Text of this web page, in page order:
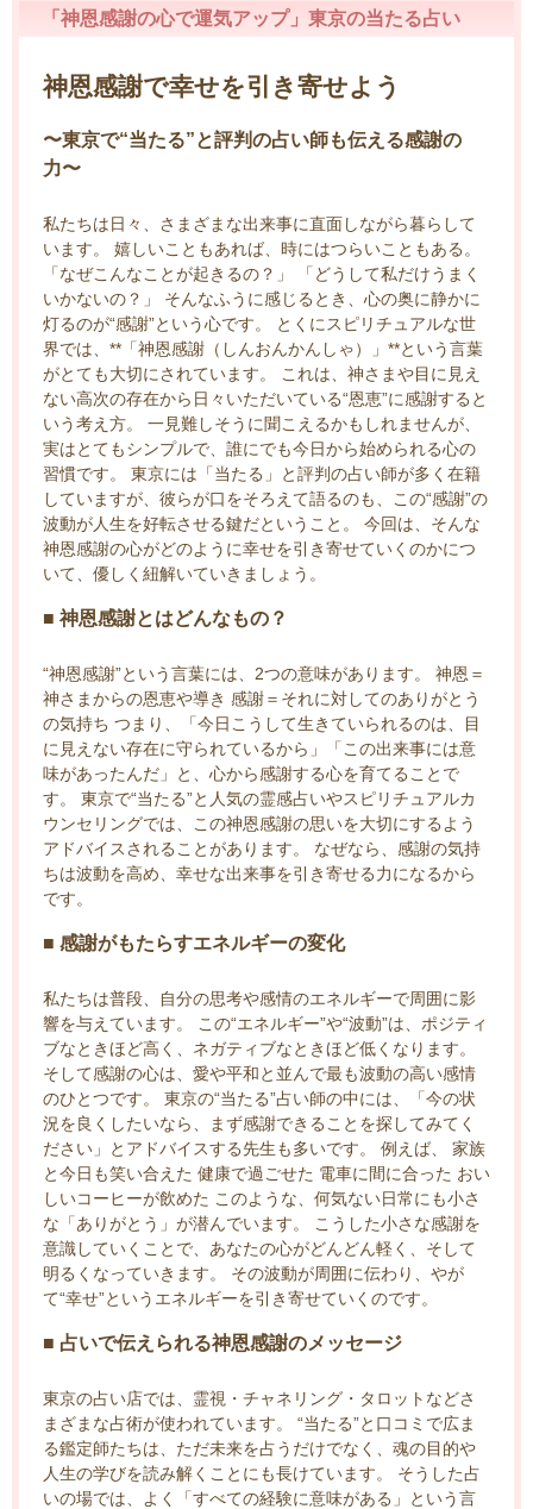
「神恩感謝の心で運気アップ」東京の当たる占い
神恩感謝で幸せを引き寄せよう
〜東京で“当たる”と評判の占い師も伝える感謝の
力〜
私たちは日々、さまざまな出来事に直面しながら暮らして
います。 嬉しいこともあれば、時にはつらいこともある。
「なぜこんなことが起きるの？」 「どうして私だけうまく
いかないの？」 そんなふうに感じるとき、心の奥に静かに
灯るのが“感謝”という心です。 とくにスピリチュアルな世
界では、**「神恩感謝（しんおんかんしゃ）」**という言葉
がとても大切にされています。 これは、神さまや目に見え
ない高次の存在から日々いただいている“恩恵”に感謝すると
いう考え方。 一見難しそうに聞こえるかもしれませんが、
実はとてもシンプルで、誰にでも今日から始められる心の
習慣です。 東京には「当たる」と評判の占い師が多く在籍
していますが、彼らが口をそろえて語るのも、この“感謝”の
波動が人生を好転させる鍵だということ。 今回は、そんな
神恩感謝の心がどのように幸せを引き寄せていくのかにつ
いて、優しく紐解いていきましょう。
■ 神恩感謝とはどんなもの？
“神恩感謝”という言葉には、2つの意味があります。 神恩＝
神さまからの恩恵や導き 感謝＝それに対してのありがとう
の気持ち つまり、「今日こうして生きていられるのは、目
に見えない存在に守られているから」「この出来事には意
味があったんだ」と、心から感謝する心を育てることで
す。 東京で“当たる”と人気の霊感占いやスピリチュアルカ
ウンセリングでは、この神恩感謝の思いを大切にするよう
アドバイスされることがあります。 なぜなら、感謝の気持
ちは波動を高め、幸せな出来事を引き寄せる力になるから
です。
■ 感謝がもたらすエネルギーの変化
私たちは普段、自分の思考や感情のエネルギーで周囲に影
響を与えています。 この“エネルギー”や“波動”は、ポジティ
ブなときほど高く、ネガティブなときほど低くなります。
そして感謝の心は、愛や平和と並んで最も波動の高い感情
のひとつです。 東京の“当たる”占い師の中には、「今の状
況を良くしたいなら、まず感謝できることを探してみてく
ださい」とアドバイスする先生も多いです。 例えば、 家族
と今日も笑い合えた 健康で過ごせた 電車に間に合った おい
しいコーヒーが飲めた このような、何気ない日常にも小さ
な「ありがとう」が潜んでいます。 こうした小さな感謝を
意識していくことで、あなたの心がどんどん軽く、そして
明るくなっていきます。 その波動が周囲に伝わり、やが
て“幸せ”というエネルギーを引き寄せていくのです。
■ 占いで伝えられる神恩感謝のメッセージ
東京の占い店では、霊視・チャネリング・タロットなどさ
まざまな占術が使われています。 “当たる”と口コミで広ま
る鑑定師たちは、ただ未来を占うだけでなく、魂の目的や
人生の学びを読み解くことにも長けています。 そうした占
いの場では、よく「すべての経験に意味がある」という言